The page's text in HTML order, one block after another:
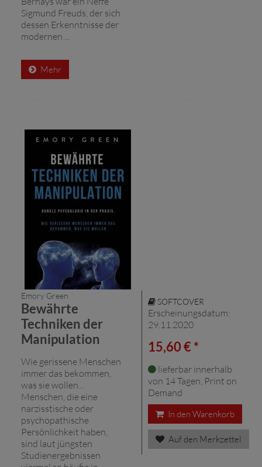
Sigmund Freuds, der sich
dessen Erkenntnisse der
modernen ...
Mehr
Emory Green
Bewährte
Techniken der
Manipulation
Wie gerissene Menschen
immer das bekommen,
was sie wollen...
Menschen, die eine
narzisstische oder
psychopathische
Persönlichkeit haben,
sind laut jüngsten
Studienergebnissen
SOFTCOVER
Erscheinungsdatum:
29.11.2020
15,60 € *
lieferbar innerhalb
von 14 Tagen, Print on
Demand
In den Warenkorb
Auf den Merkzettel